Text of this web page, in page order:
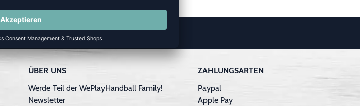
ÜBER UNS
Werde Teil der WePlayHandball Family!
Newsletter
ZAHLUNGSARTEN
Paypal
Apple Pay